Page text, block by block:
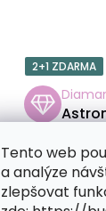
Tento web
a analýze
zlepšovat
2+1 ZDARMA